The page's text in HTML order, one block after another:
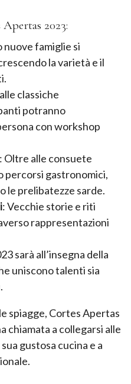
2023:
nuove famiglie si
la varietà e il
classiche
potranno
con workshop
: Oltre alle consuete
percorsi gastronomici,
le prelibatezze sarde.
: Vecchie storie e riti
rappresentazioni
sarà all’insegna della
uniscono talenti sia
spiagge, Cortes Apertas
chiamata a collegarsi alle
gustosa cucina e a